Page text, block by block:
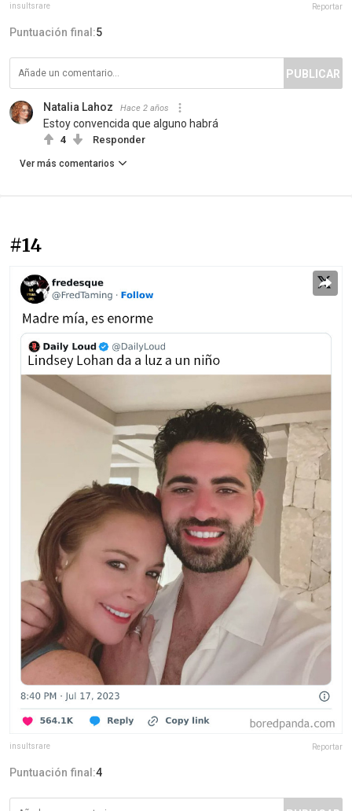
insultsrare Reportar
Puntuación final:5
PUBLICAR
Natalia Lahoz Hace 2 años
Estoy convencida que alguno habrá
4 Responder
Ver más comentarios
#14
insultsrare Reportar
Puntuación final:4